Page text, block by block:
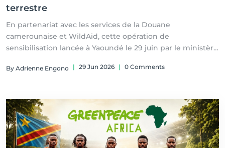
terrestre
En partenariat avec les services de la Douane
camerounaise et WildAid, cette opération de
sensibilisation lancée à Yaoundé le 29 juin par le ministère
d'espèces sauvages et le transport illégal de produits issus
By Adrienne Engono | 29 Jun 2026 | 0 Comments